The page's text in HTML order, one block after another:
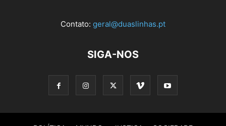
Contato: geral@duaslinhas.pt
SIGA-NOS